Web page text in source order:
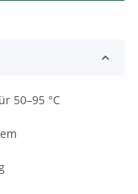
50–95 °C